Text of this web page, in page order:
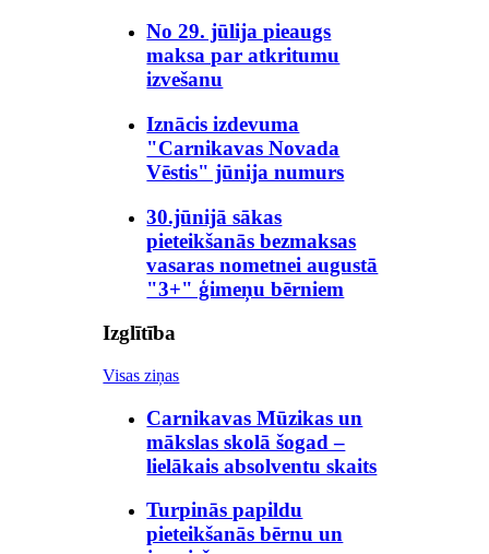
No 29. jūlija pieaugs
maksa par atkritumu
izvešanu
Iznācis izdevuma
"Carnikavas Novada
Vēstis" jūnija numurs
30.jūnijā sākas
pieteikšanās bezmaksas
vasaras nometnei augustā
"3+" ģimeņu bērniem
Izglītība
Visas ziņas
Carnikavas Mūzikas un
mākslas skolā šogad –
lielākais absolventu skaits
Turpinās papildu
pieteikšanās bērnu un